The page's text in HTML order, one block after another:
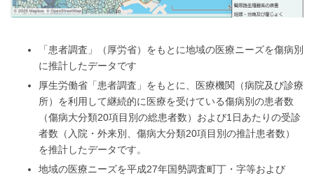
「患者調査」（厚労省）をもとに地域の医療ニーズを傷病別
に推計したデータです
厚生労働省「患者調査」をもとに、医療機関（病院及び診療
所）を利用して継続的に医療を受けている傷病別の患者数
（傷病大分類20項目別の総患者数）および1日あたりの受診
者数（入院・外来別、傷病大分類20項目別の推計患者数）
を推計したデータです。
地域の医療ニーズを平成27年国勢調査町丁・字等および